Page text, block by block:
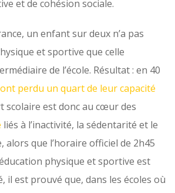
et de cohésion sociale.
un enfant sur deux n’a pas
et sportive que celle
de l’école. Résultat : en 40
perdu un quart de leur capacité
scolaire est donc au cœur des
liés à l’inactivité, la sédentarité et le
alors que l’horaire officiel de 2h45
physique et sportive est
il est prouvé que, dans les écoles où